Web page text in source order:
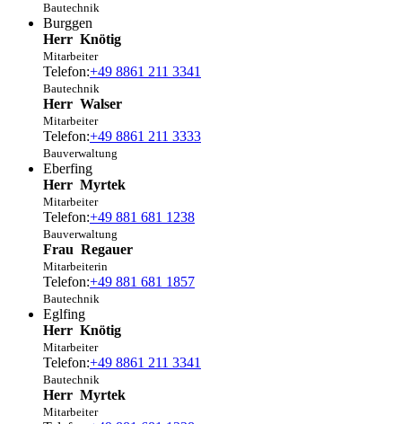
Bautechnik
Burggen
Herr Knötig
Mitarbeiter
Telefon:+49 8861 211 3341
Bautechnik
Herr Walser
Mitarbeiter
Telefon:+49 8861 211 3333
Bauverwaltung
Eberfing
Herr Myrtek
Mitarbeiter
Telefon:+49 881 681 1238
Bauverwaltung
Frau Regauer
Mitarbeiterin
Telefon:+49 881 681 1857
Bautechnik
Eglfing
Herr Knötig
Mitarbeiter
Telefon:+49 8861 211 3341
Bautechnik
Herr Myrtek
Mitarbeiter